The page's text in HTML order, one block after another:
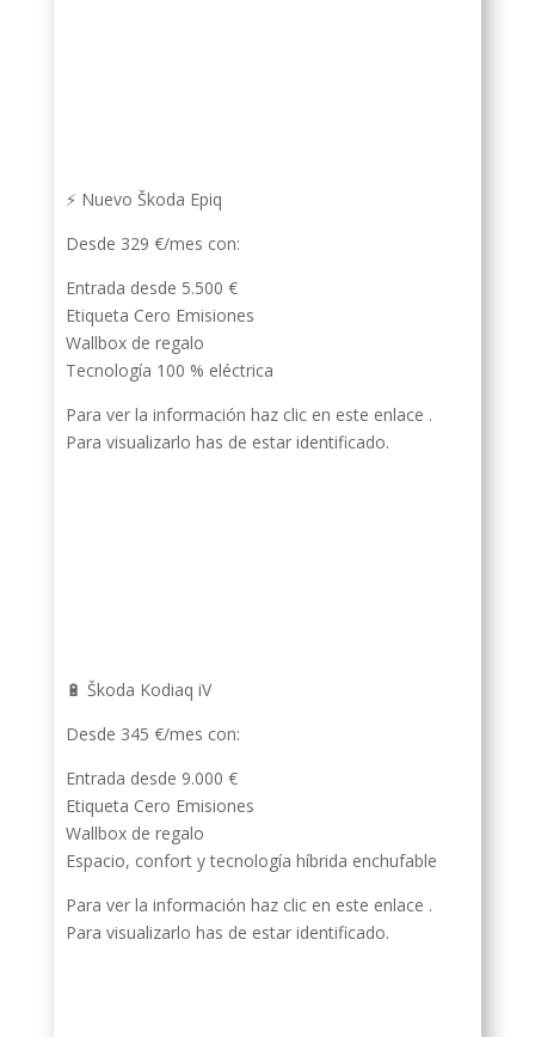
⚡ Nuevo Škoda Epiq
Desde 329 €/mes con:
Entrada desde 5.500 €
Etiqueta Cero Emisiones
Wallbox de regalo
Tecnología 100 % eléctrica
Para ver la información haz clic en este enlace .
Para visualizarlo has de estar identificado.
🔋 Škoda Kodiaq iV
Desde 345 €/mes con:
Entrada desde 9.000 €
Etiqueta Cero Emisiones
Wallbox de regalo
Espacio, confort y tecnología híbrida enchufable
Para ver la información haz clic en este enlace .
Para visualizarlo has de estar identificado.